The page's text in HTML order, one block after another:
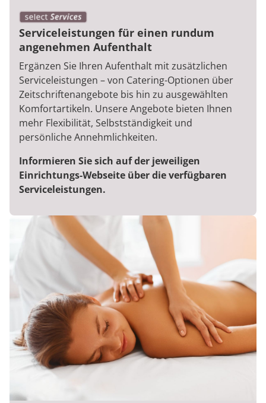
Serviceleistungen für einen rundum
angenehmen Aufenthalt
Ergänzen Sie Ihren Aufenthalt mit zusätzlichen
Serviceleistungen – von Catering-Optionen über
Zeitschriftenangebote bis hin zu ausgewählten
Komfortartikeln. Unsere Angebote bieten Ihnen
mehr Flexibilität, Selbstständigkeit und
persönliche Annehmlichkeiten.
Informieren Sie sich auf der jeweiligen
Einrichtungs-Webseite über die verfügbaren
Serviceleistungen.